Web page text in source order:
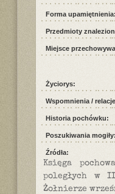
Forma upamiętnienia:
Przedmioty
Miejsce
Życiorys:
Wspomnienia /
Historia pochówku:
Poszukiwania mogiły:
Źródła:
Księga
poległych w
Żołnierze